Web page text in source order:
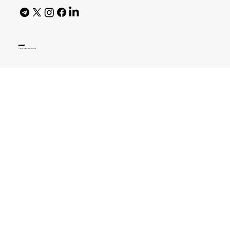
AI Policy
© 2026 High Bar Journal